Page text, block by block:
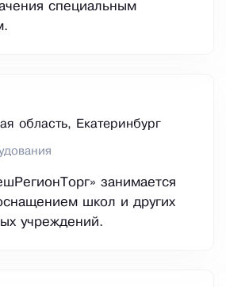
специальным
область, Екатеринбург
занимается
школ и других
учреждений.